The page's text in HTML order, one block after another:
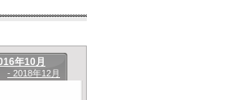
年10月
- 2018年12月